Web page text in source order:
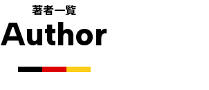
著者一覧
Author